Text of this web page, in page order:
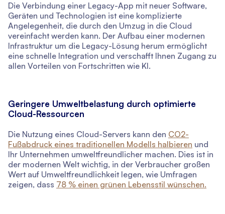
Die Verbindung einer Legacy-App mit neuer Software,
Geräten und Technologien ist eine komplizierte
Angelegenheit, die durch den Umzug in die Cloud
vereinfacht werden kann. Der Aufbau einer modernen
Infrastruktur um die Legacy-Lösung herum ermöglicht
eine schnelle Integration und verschafft Ihnen Zugang zu
allen Vorteilen von Fortschritten wie KI.
Geringere Umweltbelastung durch optimierte
Cloud-Ressourcen
Die Nutzung eines Cloud-Servers kann den CO2-
Fußabdruck eines traditionellen Modells halbieren und
Ihr Unternehmen umweltfreundlicher machen. Dies ist in
der modernen Welt wichtig, in der Verbraucher großen
Wert auf Umweltfreundlichkeit legen, wie Umfragen
zeigen, dass 78 % einen grünen Lebensstil wünschen.